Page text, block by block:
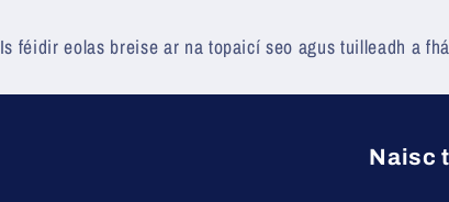
Is féidir eolas breise ar na topaicí seo agus tuilleadh a
Naisc